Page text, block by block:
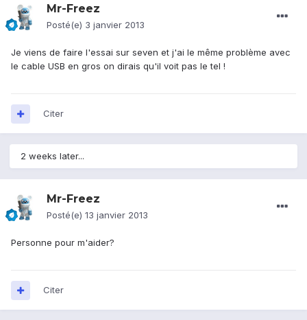
Mr-Freez
Posté(e) 3 janvier 2013
Je viens de faire l'essai sur seven et j'ai le même problème avec
le cable USB en gros on dirais qu'il voit pas le tel !
Citer
2 weeks later...
Mr-Freez
Posté(e) 13 janvier 2013
Personne pour m'aider?
Citer